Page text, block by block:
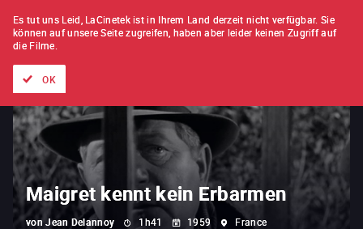
FILM FÜR FILM ABONNEMENT
Maigret kennt kein Erbarmen
von Jean Delannoy 1h41 1959 France
Es tut uns Leid, LaCinetek ist in Ihrem Land derzeit nicht verfügbar. Sie
können auf unsere Seite zugreifen, haben aber leider keinen Zugriff auf
die Filme.
OK